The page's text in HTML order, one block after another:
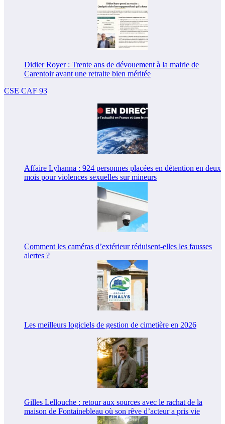
Didier Royer : Trente ans de dévouement à la mairie de
Carentoir avant une retraite bien méritée
CSE CAF 93
Affaire Lyhanna : 924 personnes placées en détention en deux
mois pour violences sexuelles sur mineurs
Comment les caméras d’extérieur réduisent-elles les fausses
alertes ?
Les meilleurs logiciels de gestion de cimetière en 2026
Gilles Lellouche : retour aux sources avec le rachat de la
maison de Fontainebleau où son rêve d’acteur a pris vie